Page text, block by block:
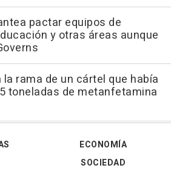
pactar equipos de
y otras áreas aunque
rama de un cártel que había
toneladas de metanfetamina
ECONOMÍA
SOCIEDAD